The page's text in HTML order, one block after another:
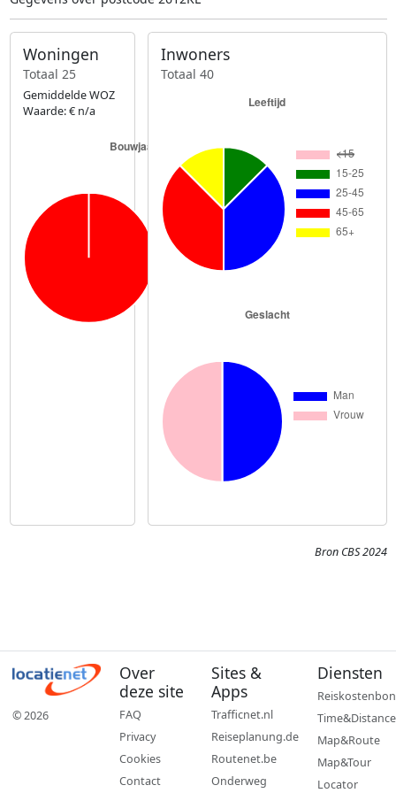
Woningen
Totaal 25
Gemiddelde WOZ
Waarde: € n/a
Inwoners
Totaal 40
Bron CBS 2024
© 2026
Over
deze site
FAQ
Privacy
Cookies
Contact
Sites &
Apps
Trafficnet.nl
Reiseplanung.de
Routenet.be
Onderweg
Diensten
Reiskostenbon
Time&Distance
Map&Route
Map&Tour
Locator